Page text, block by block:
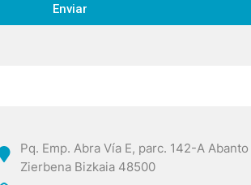
Enviar
Pq. Emp. Abra Vía E, parc. 142-A
Zierbena Bizkaia 48500